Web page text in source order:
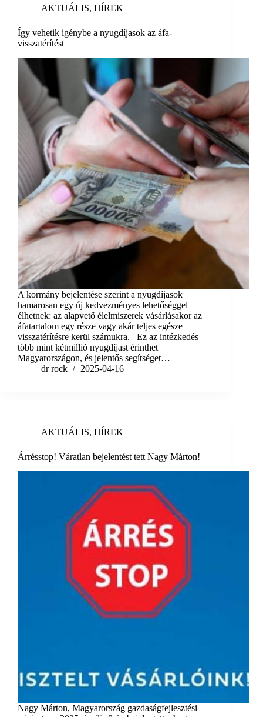
AKTUÁLIS, HÍREK
Így vehetik igénybe a nyugdíjasok az áfa-
visszatérítést
A kormány bejelentése szerint a nyugdíjasok
hamarosan egy új kedvezményes lehetőséggel
élhetnek: az alapvető élelmiszerek vásárlásakor az
áfatartalom egy része vagy akár teljes egésze
visszatérítésre kerül számukra. Ez az intézkedés
több mint kétmillió nyugdíjast érinthet
Magyarországon, és jelentős segítséget…
dr rock
2025-04-16
AKTUÁLIS, HÍREK
Árrésstop! Váratlan bejelentést tett Nagy Márton!
​Nagy Márton, Magyarország gazdaságfejlesztési